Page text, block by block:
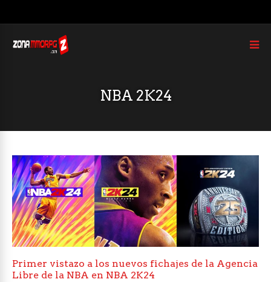
NBA 2K24
Primer vistazo a los nuevos fichajes de la Agencia
Libre de la NBA en NBA 2K24